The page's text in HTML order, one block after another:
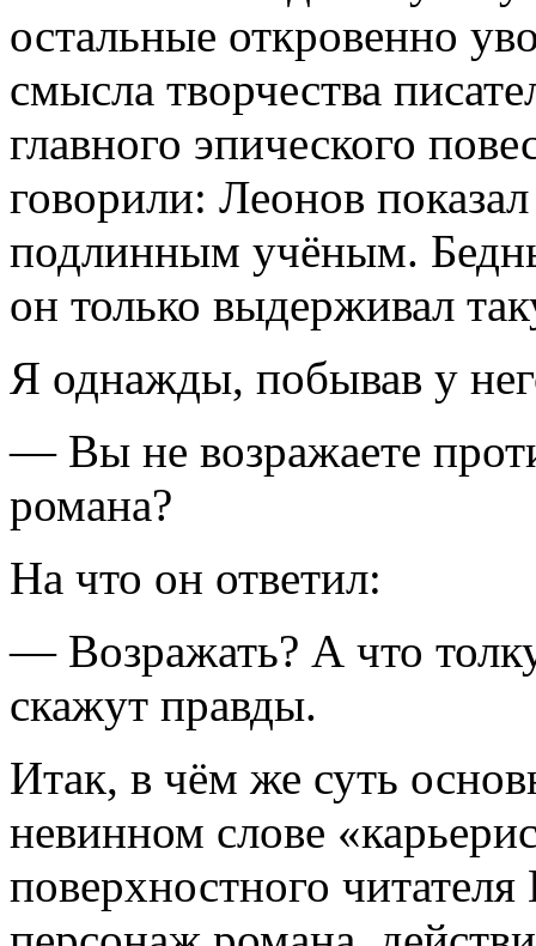
остальные откровенно
смысла творчества
главного эпического
говорили: Леонов
подлинным учёным.
он только выдерживал
Я однажды, побывав у
— Вы не возражаете
романа?
На что он ответил:
— Возражать? А что
скажут правды.
Итак, в чём же суть
невинном слове
поверхностного